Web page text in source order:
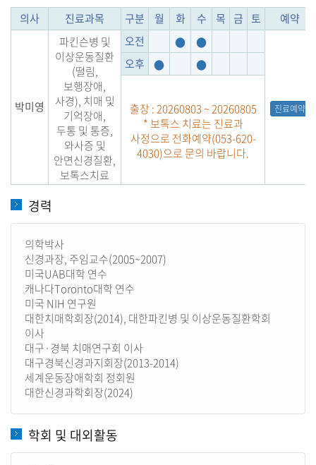
의사 진료과목 구분 월 화 수 목 금 토 예약
박미영
파킨슨병 및
이상운동질환
(떨림,
보행장애,
사경), 치매 및
기억장애,
두통 및 통증,
와사증 및
안면신경질환,
보톡스치료
오전 ● ●
진료예약
오후 ● ●
출장 : 20260803 ~ 20260805
* 보톡스 치료는 진료과
사정으로 전화예약(053-620-
4030)으로 문의 바랍니다.
경력
의학박사
신경과장, 주임교수(2005~2007)
미국UAB대학 연수
캐나다Toronto대학 연수
미국 NIH 연구원
대한치매학회장(2014), 대한파킨병 및 이상운동질환학회
이사
대구·경북 치매연구회 이사
대구경북신경과지회장(2013-2014)
세계운동장애학회 정회원
대한신경과학회장(2024)
학회 및 대외활동